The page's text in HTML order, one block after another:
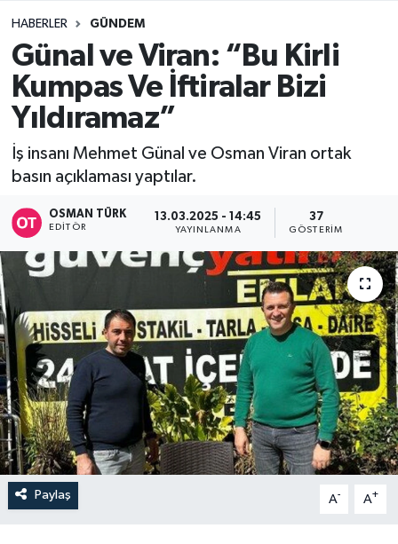
HABERLER GÜNDEM
Günal ve Viran: “Bu Kirli
Kumpas Ve İftiralar Bizi
Yıldıramaz”
İş insanı Mehmet Günal ve Osman Viran ortak
basın açıklaması yaptılar.
OSMAN TÜRK
EDITÖR
13.03.2025 - 14:45
YAYINLANMA
37
GÖSTERIM
Paylaş A- A+